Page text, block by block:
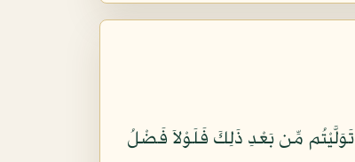
وَرَفَعْنَا فَوْقَكُمُ الطُّورَ خُذُواْ مَا آتَيْنَاكُم بِقُوَّةٍ وَاذْكُرُواْ مَا فِيهِ لَعَلَّكُمْ تَتَّقُونَ (63) ثُمَّ تَوَلَّيْتُم مِّن بَعْدِ ذَلِكَ فَلَوْلاَ فَضْلُ